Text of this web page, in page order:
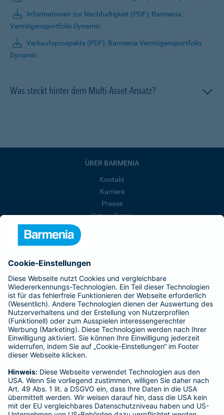
Informationen zur Nachhaltigkeit (PDF): Barmenia
Vermögensportfolio Dynamic
Verkaufsprospekte (PDF): Barmenia Vermögensportfolio
Dynamic
Was steckt hinter dem Multi-Asset-Ansatz?
ÜBER BARMENIA
Kontakt
Karriere
Presse
Unternehmen
Affiliate-Partner werden
Kranken-Zusatzversicherung
Tierversicherungen
Haftpflichtversicherung
Hausratversicherung
SERVICE
Schaden melden
Kilometerstandsmeldung
Serviceübersicht